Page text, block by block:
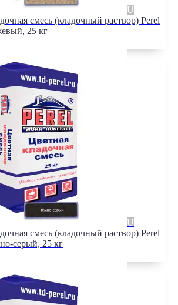
смесь (кладочный раствор) Perel
25 кг
смесь (кладочный раствор) Perel
серый, 25 кг